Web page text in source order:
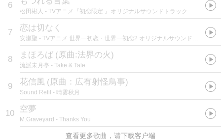
6
松田彬人 - TVアニメ『初恋限定.』オリジナルサウンドトラック
7 恋は切なく
安瀬聖 - TVアニメ 世界一初恋・世界一初恋2 オリジナルサウンドトラック
8 まほろば (原曲:法界の火)
流派未月亭 - Take & Tale
9 花信風 (原曲：広有射怪鳥事)
Sound Refil - 晴雲秋月
10 空夢
M.Graveyard - Thanks You
查看更多歌曲，请下载客户端